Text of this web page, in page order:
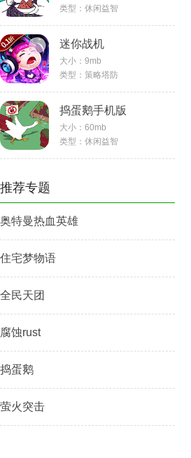
类型：休闲益智
迷你战机
大小：9mb
类型：策略塔防
捣蛋鹅手机版
大小：60mb
类型：休闲益智
推荐专题
奥特曼热血英雄
住宅梦物语
全民天团
腐蚀rust
捣蛋鹅
萤火突击